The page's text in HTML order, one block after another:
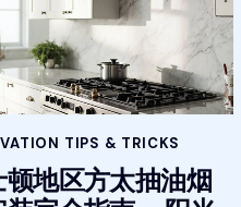
TIPS & TRICKS
顿地区方太抽油烟